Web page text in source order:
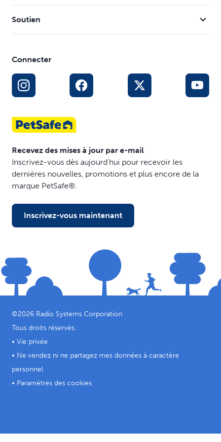
supplémentaires peuvent être requis pour les portes en
métal ou au noyau métallique)
Soutien
Connecter
Recevez des mises à jour par e-mail
Inscrivez-vous dès aujourd'hui pour recevoir les
dernières nouvelles, promotions et plus encore de la
marque PetSafe®.
Inscrivez-vous maintenant
©2026 Radio Systems Corporation
Tous droits réservés.
• Vie privée
• Ne vendez ni ne partagez mes données à caractère
personnel
• Paramètres des cookies